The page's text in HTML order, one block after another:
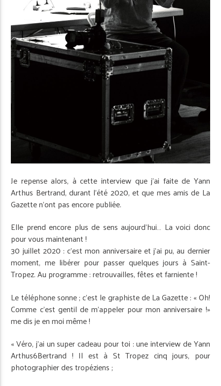
Je repense alors, à cette interview que j’ai faite de Yann
Arthus Bertrand, durant l’été 2020, et que mes amis de La
Gazette n’ont pas encore publiée.
Elle prend encore plus de sens aujourd’hui… La voici donc
pour vous maintenant !
30 juillet 2020 : c’est mon anniversaire et j’ai pu, au dernier
moment, me libérer pour passer quelques jours à Saint-
Tropez. Au programme : retrouvailles, fêtes et farniente !
Le téléphone sonne ; c’est le graphiste de La Gazette : « Oh!
Comme c’est gentil de m’appeler pour mon anniversaire !»
me dis je en moi même !
« Véro, j’ai un super cadeau pour toi : une interview de Yann
Arthus6Bertrand ! Il est à St Tropez cinq jours, pour
photographier des tropéziens ;